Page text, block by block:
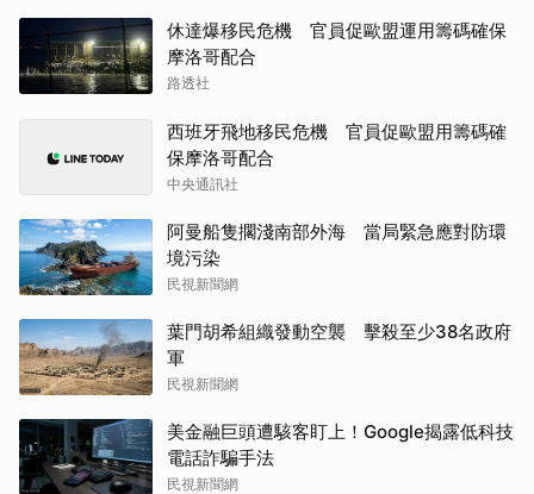
休達爆移民危機 官員促歐盟運用籌碼確保
摩洛哥配合
路透社
西班牙飛地移民危機 官員促歐盟用籌碼確
保摩洛哥配合
中央通訊社
阿曼船隻擱淺南部外海 當局緊急應對防環
境污染
民視新聞網
葉門胡希組織發動空襲 擊殺至少38名政府
軍
民視新聞網
美金融巨頭遭駭客盯上！Google揭露低科技
電話詐騙手法
民視新聞網